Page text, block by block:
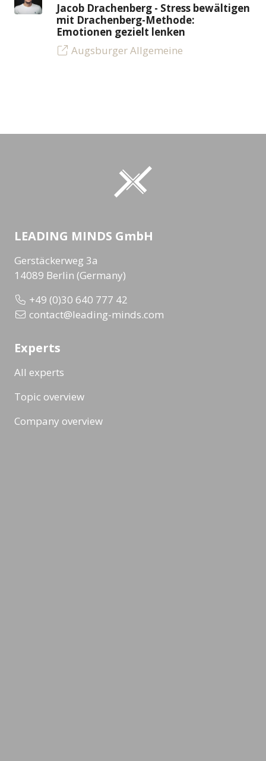
Jacob Drachenberg - Stress bewältigen
mit Drachenberg-Methode:
Emotionen gezielt lenken
Augsburger Allgemeine
LEADING MINDS GmbH
Gerstäckerweg 3a
14089 Berlin (Germany)
+49 (0)30 640 777 42
contact@leading-minds.com
Experts
All experts
Topic overview
Company overview